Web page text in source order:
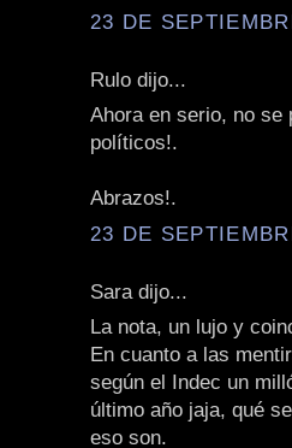
23 DE
Rulo dijo...
Ahora en serio, no se
políticos!.
Abrazos!.
23 DE
Sara dijo...
La nota, un lujo y
En cuanto a las
según el Indec un
último año jaja, qué
eso son.